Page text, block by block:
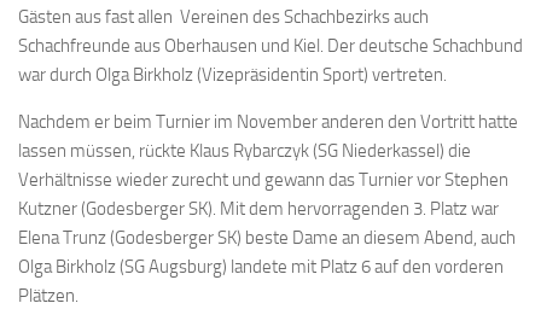
1.Online Schachturnierserie
Termine
Vorstand
Mitglieder
Mitglied werden
Satzung
Gästen aus fast allen Vereinen des Schachbezirks auch
Schachfreunde aus Oberhausen und Kiel. Der deutsche Schachbund
war durch Olga Birkholz (Vizepräsidentin Sport) vertreten.
Nachdem er beim Turnier im November anderen den Vortritt hatte
lassen müssen, rückte Klaus Rybarczyk (SG Niederkassel) die
Verhältnisse wieder zurecht und gewann das Turnier vor Stephen
Kutzner (Godesberger SK). Mit dem hervorragenden 3. Platz war
Elena Trunz (Godesberger SK) beste Dame an diesem Abend, auch
Olga Birkholz (SG Augsburg) landete mit Platz 6 auf den vorderen
Plätzen.